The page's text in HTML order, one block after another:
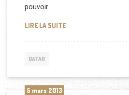
pouvoir …
LIRE LA SUITELE FONDS DU QATAR
QATAR
5 mars 2013